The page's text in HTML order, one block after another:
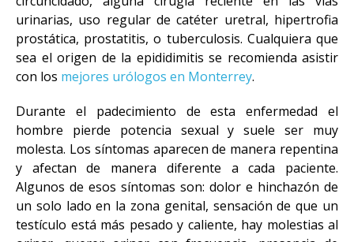
urinarias, uso regular de catéter uretral, hipertrofia
prostática, prostatitis, o tuberculosis. Cualquiera que
sea el origen de la epididimitis se recomienda asistir
con los mejores urólogos en Monterrey.
Durante el padecimiento de esta enfermedad el
hombre pierde potencia sexual y suele ser muy
molesta. Los síntomas aparecen de manera repentina
y afectan de manera diferente a cada paciente.
Algunos de esos síntomas son: dolor e hinchazón de
un solo lado en la zona genital, sensación de que un
testículo está más pesado y caliente, hay molestias al